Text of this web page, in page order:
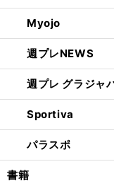
Myojo
週プレNEWS
週プレ グラジャ
Sportiva
パラスポ
書籍